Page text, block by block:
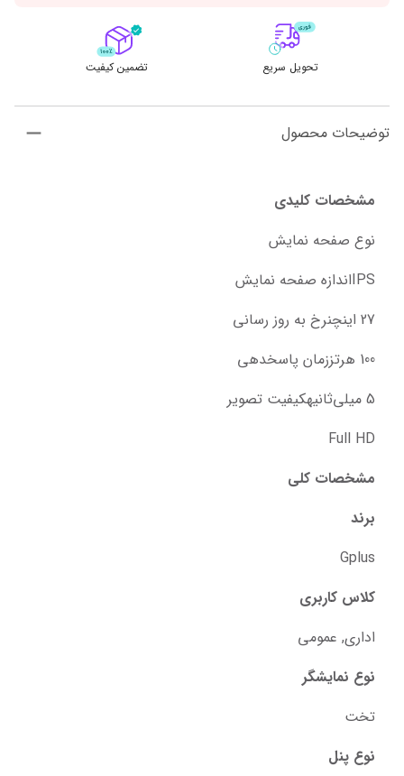
تحویل سریع تضمین کیفیت
توضیحات محصول
مشخصات کلیدی
نوع صفحه نمایش
IPSاندازه صفحه نمایش
27 اینچنرخ به روز رسانی
100 هرتززمان پاسخدهی
5 میلی‌ثانیهکیفیت تصویر
Full HD
مشخصات کلی
برند
Gplus
کلاس کاربری
اداری, عمومی
نوع نمایشگر
تخت
نوع پنل